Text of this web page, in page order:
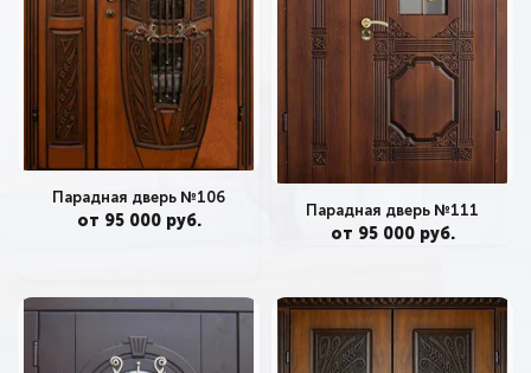
Парадная дверь №106
от 95 000 руб.
Парадная дверь №111
от 95 000 руб.